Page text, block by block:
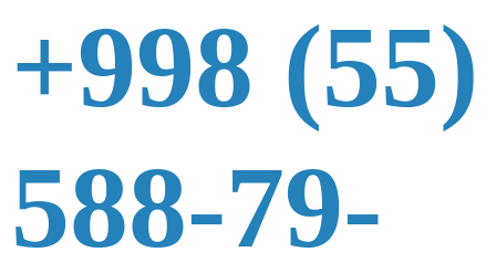
+998 (55)
588-79-